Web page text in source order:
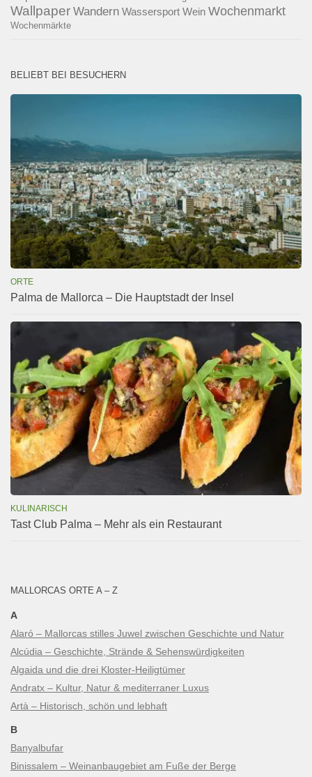
Wallpaper Wandern Wassersport Wein Wochenmarkt
Wochenmärkte
BELIEBT BEI BESUCHERN
ORTE
Palma de Mallorca – Die Hauptstadt der Insel
KULINARISCH
Tast Club Palma – Mehr als ein Restaurant
MALLORCAS ORTE A – Z
A
Alaró – Mallorcas stilles Juwel zwischen Geschichte und Natur
Alcúdia – Geschichte, Strände & Sehenswürdigkeiten
Algaida und die drei Kloster-Heiligtümer
Andratx – Kultur, Natur & mediterraner Luxus
Artà – Historisch, schön und lebhaft
B
Banyalbufar
Binissalem – Weinanbaugebiet am Fuße der Berge